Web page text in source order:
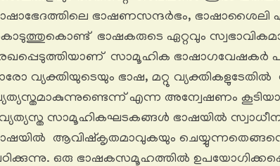
ഭാഷണസന്ദർഭം, ഭാഷാശൈലി
ഭാഷകരുടെ ഏറ്റവും
സാമൂഹിക ഭാഷാഗവേഷകർ
വ്യക്തിയുടെയും ഭാഷ, മറ്റു
എന്ന അന്വേഷണം
സാമൂഹികഘടകങ്ങൾ ഭാഷയിൽ
ആവിഷ്കൃതമാവുകയും
ഒരു ഭാഷകസമൂഹത്തിൽ